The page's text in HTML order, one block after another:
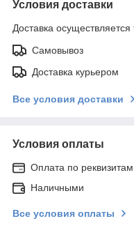
Условия доставки
Доставка
Самовывоз
Доставка курьером
Все условия доставки
Условия оплаты
Оплата по реквизитам
Наличными
Все условия оплаты